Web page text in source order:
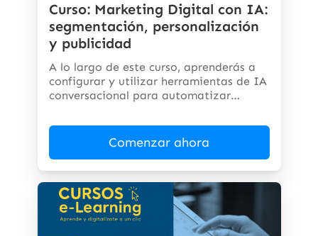
Curso: Marketing Digital con IA:
segmentación, personalización
y publicidad
A lo largo de este curso, aprenderás a
configurar y utilizar herramientas de IA
conversacional para automatizar
Comenzar ahora